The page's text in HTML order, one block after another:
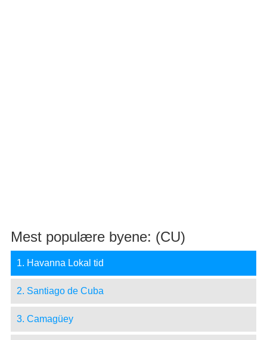
Mest populære byene: (CU)
1. Havanna Lokal tid
2. Santiago de Cuba
3. Camagüey